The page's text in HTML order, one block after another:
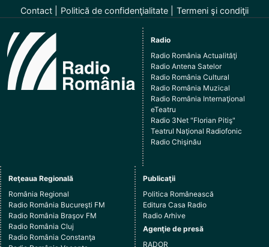
Contact Politică de confidenţialitate Termeni şi condiţii
Radio
Radio România Actualităţi
Radio Antena Satelor
Radio România Cultural
Radio România Muzical
Radio România Internaţional
eTeatru
Radio 3Net "Florian Pitiş"
Teatrul Naţional Radiofonic
Radio Chişinău
Reţeaua Regională
România Regional
Radio România Bucureşti FM
Radio România Braşov FM
Radio România Cluj
Radio România Constanţa
Publicaţii
Politica Românească
Editura Casa Radio
Radio Arhive
Agenţie de presă
RADOR